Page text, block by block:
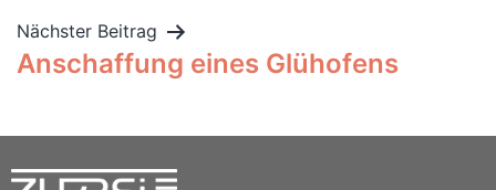
Nächster Beitrag
Anschaffung eines Glühofens